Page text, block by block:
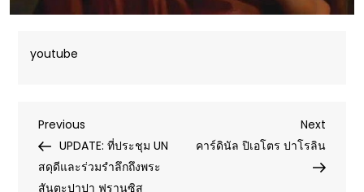
youtube
Post
navigation
Previous
Post
Previous
UPDATE: ที่ประชุม UN
สดุดีและร่วมรำลึกถึงพระ
สันตะปาปา ฟรานซิส
Next
Post
Next
คาร์ดินัล ปิเอโตร ปาโรลิน